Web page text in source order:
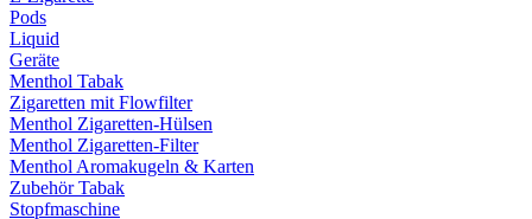
Pods
Liquid
Geräte
Menthol Tabak
Zigaretten mit Flowfilter
Menthol Zigaretten-Hülsen
Menthol Zigaretten-Filter
Menthol Aromakugeln & Karten
Zubehör Tabak
Stopfmaschine